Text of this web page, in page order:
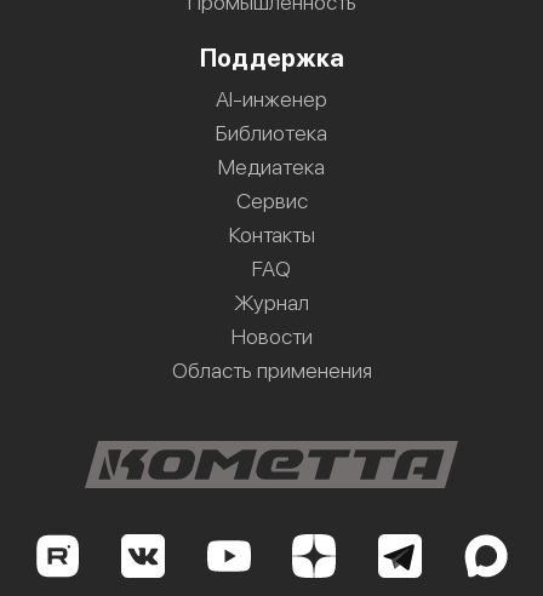
Поддержка
AI-инженер
Библиотека
Медиатека
Сервис
Контакты
FAQ
Журнал
Новости
Область применения